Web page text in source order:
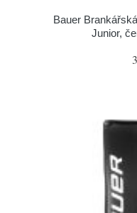
Bauer
Junior,